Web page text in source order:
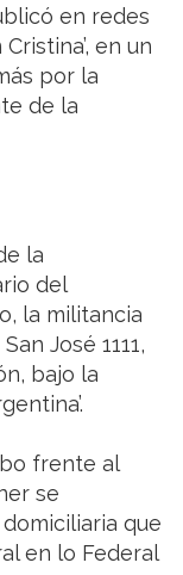
en redes
en un
por la
de la
la
del
la militancia
José 1111,
bajo la
frente al
se
que
en lo Federal